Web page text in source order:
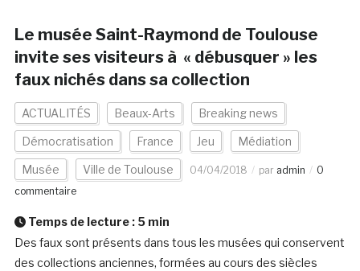
Le musée Saint-Raymond de Toulouse
invite ses visiteurs à « débusquer » les
faux nichés dans sa collection
ACTUALITÉS Beaux-Arts Breaking news
Démocratisation France Jeu Médiation
Musée Ville de Toulouse 04/04/2018 par admin
0
commentaire
Temps de lecture : 5 min
Des faux sont présents dans tous les musées qui conservent
des collections anciennes, formées au cours des siècles